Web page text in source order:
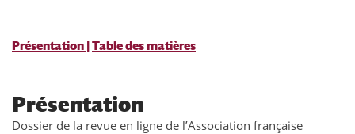
Présentation |Table des matières
Présentation
Dossier de la revue en ligne de l’Association française